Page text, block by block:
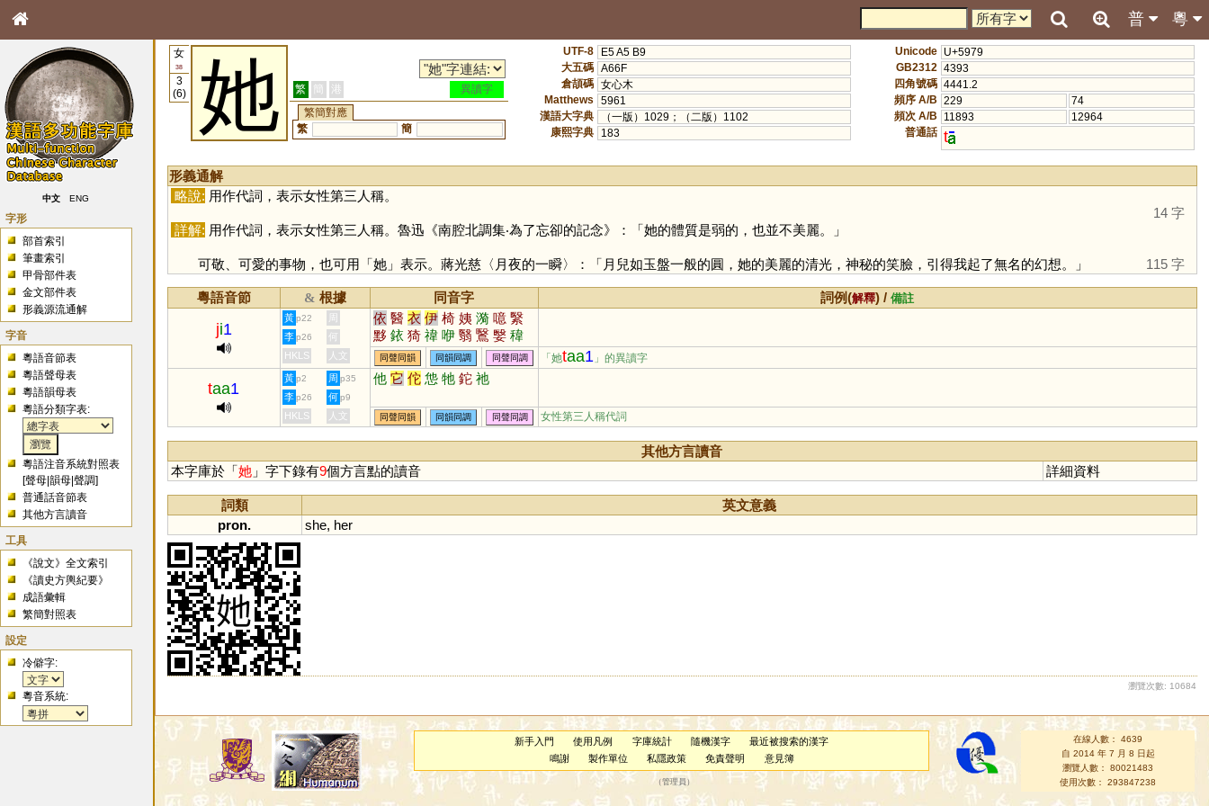
粵
普
中文 ENG
字形
部首索引
筆畫索引
甲骨部件表
金文部件表
形義源流通解
字音
粵語音節表
粵語聲母表
粵語韻母表
粵語分類字表:
粵語注音系統對照表
[聲母 |韻母 |聲調]
普通話音節表
其他方言讀音
工具
《說文》全文索引
《讀史方輿紀要》
成語彙輯
繁簡對照表
設定
冷僻字:
粵音系統:
女
38
3
(6)
她 繁 簡 港
異讀字
繁簡對應
繁
簡
UTF-8
E5 A5 B9
大五碼 A66F
倉頡碼 女心木
Matthews
5961
漢語大字典
（一版）1029；（二版）1102
康熙字典
183
Unicode U+5979
GB2312 4393
四角號碼 4441.2
頻序 A/B 229
74
頻次 A/B
11893
12964
普通話 t
形義通解
略說: 用作代詞，表示女性第三人稱。
14 字
詳解: 用作代詞，表示女性第三人稱。魯迅《南腔北調集‧為了忘卻的記念》：「她的體質是弱的，也並不美麗。」
可敬、可愛的事物，也可用「她」表示。蔣光慈〈月夜的一瞬〉：「月兒如玉盤一般的圓，她的美麗的清光，神秘的笑臉，引得我起了無名的幻想。」 115 字
粵語音節 & 根據 同音字 詞例(解釋) /備註
ji1
黃 p22 周 依 醫 衣 伊 椅 姨 漪 噫 繄
黟 銥 猗 禕 咿 翳 鷖 嫛 稦
檹 洢 黳 毉 瑿 郼 蛜 欹
李 p26
何
HKLS
人文 同聲同韻 同韻同調 同聲同調 「她taa1 」的異讀字
taa1
黃 p2 周 p35 他 它 佗 怹 牠 鉈 祂
李 p26 何 p9
HKLS 人文 同聲同韻 同韻同調 同聲同調 女性第三人稱代詞
其他方言讀音
本字庫於「她」字下錄有9個方言點的讀音 詳細資料
詞類
英文意義
pron.
she, her
瀏覽次數: 10684
新手入門 使用凡例 字庫統計 隨機漢字
最近被搜索的漢字
鳴謝
製作單位 私隱政策 免責聲明 意見簿
（管理員 ）
在線人數： 4639
自 2014 年 7 月 8 日起
瀏覽人數： 80021483
使用次數： 293847238